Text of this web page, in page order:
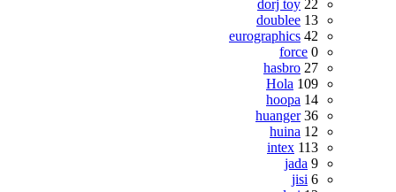
dorj toy 22
doublee 13
eurographics 42
force 0
hasbro 27
Hola 109
hoopa 14
huanger 36
huina 12
intex 113
jada 9
jisi 6